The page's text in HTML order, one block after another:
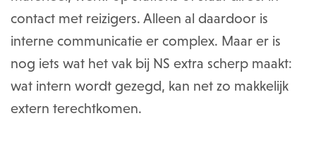
contact met reizigers. Alleen al daardoor is
interne communicatie er complex. Maar er is
nog iets wat het vak bij NS extra scherp maakt:
wat intern wordt gezegd, kan net zo makkelijk
extern terechtkomen.